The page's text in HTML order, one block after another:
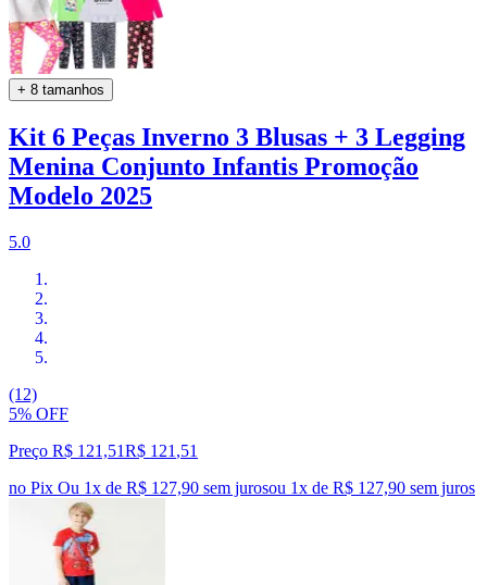
+ 8 tamanhos
Kit 6 Peças Inverno 3 Blusas + 3 Legging
Menina Conjunto Infantis Promoção
Modelo 2025
5.0
(12)
5% OFF
Preço R$ 121,51R$ 121 ,51
no Pix Ou 1x de R$ 127,90 sem jurosou 1x de R$ 127,90 sem juros